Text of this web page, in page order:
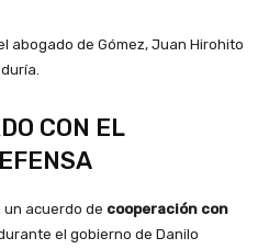
abogado de Gómez, Juan Hirohito
CON EL
un acuerdo de cooperación con
el gobierno de Danilo